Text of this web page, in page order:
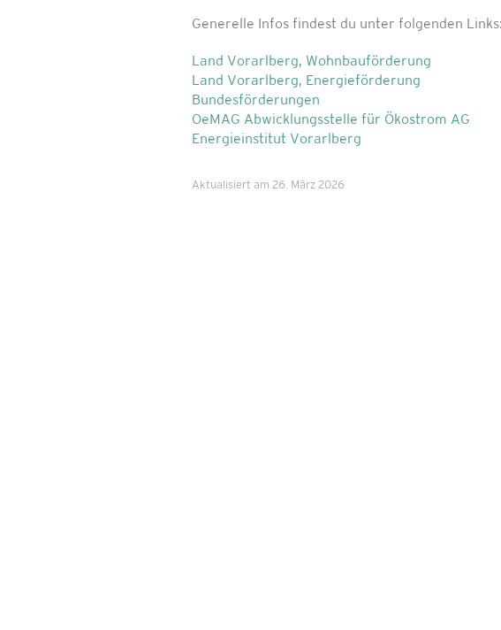
Generelle Infos findest du unter folgenden Links:
Land Vorarlberg, Wohnbauförderung
Land Vorarlberg, Energieförderung
Bundesförderungen
OeMAG Abwicklungsstelle für Ökostrom AG
Energieinstitut Vorarlberg
Aktualisiert am 26. März 2026